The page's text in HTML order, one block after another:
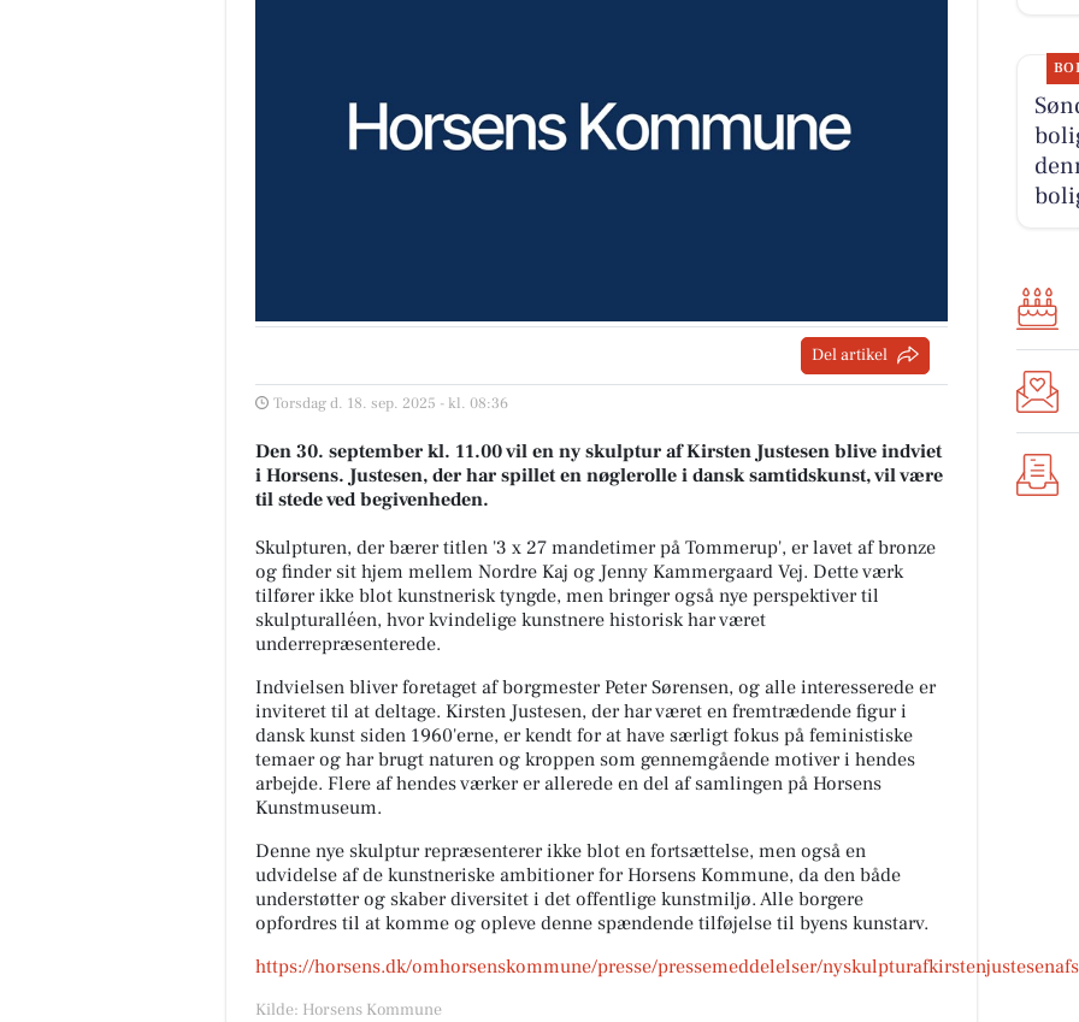
Del artikel
Torsdag d. 18. sep. 2025 - kl. 08:36
Den 30. september kl. 11.00 vil en ny skulptur af Kirsten Justesen blive indviet
i Horsens. Justesen, der har spillet en nøglerolle i dansk samtidskunst, vil være
til stede ved begivenheden.
Skulpturen, der bærer titlen '3 x 27 mandetimer på Tommerup', er lavet af bronze
og finder sit hjem mellem Nordre Kaj og Jenny Kammergaard Vej. Dette værk
tilfører ikke blot kunstnerisk tyngde, men bringer også nye perspektiver til
skulpturalléen, hvor kvindelige kunstnere historisk har været
underrepræsenterede.
Indvielsen bliver foretaget af borgmester Peter Sørensen, og alle interesserede er
inviteret til at deltage. Kirsten Justesen, der har været en fremtrædende figur i
dansk kunst siden 1960'erne, er kendt for at have særligt fokus på feministiske
temaer og har brugt naturen og kroppen som gennemgående motiver i hendes
arbejde. Flere af hendes værker er allerede en del af samlingen på Horsens
Kunstmuseum.
Denne nye skulptur repræsenterer ikke blot en fortsættelse, men også en
udvidelse af de kunstneriske ambitioner for Horsens Kommune, da den både
understøtter og skaber diversitet i det offentlige kunstmiljø. Alle borgere
opfordres til at komme og opleve denne spændende tilføjelse til byens kunstarv.
https://horsens.dk/omhorsenskommune/presse/pressemeddelelser/
Kilde: Horsens Kommune